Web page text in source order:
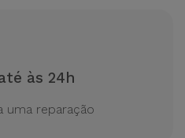
às 24h
uma reparação